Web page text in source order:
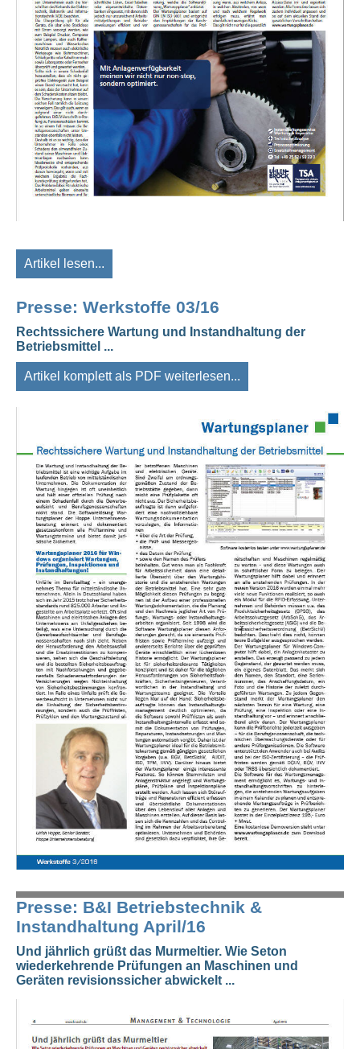
Artikel lesen...
Presse: Werkstoffe 03/16
Rechtssichere Wartung und Instandhaltung der
Betriebsmittel ...
Artikel komplett als PDF weiterlesen...
Presse: B&I Betriebstechnik &
Instandhaltung April/16
Und jährlich grüßt das Murmeltier. Wie Seton
wiederkehrende Prüfungen an Maschinen und
Geräten revisionssicher abwickelt ...